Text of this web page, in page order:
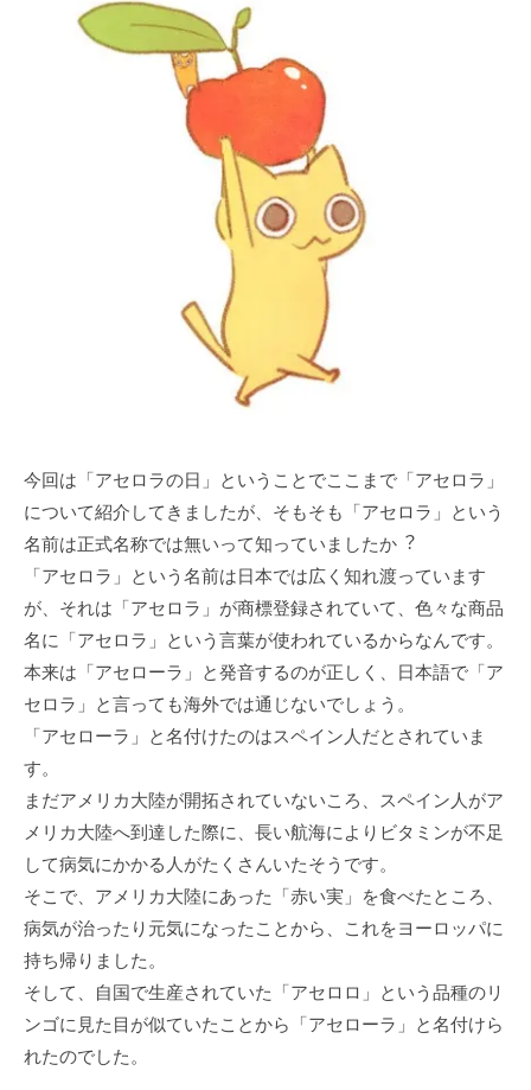
今回は「アセロラの⽇」ということでここまで「アセロラ」
について紹介してきましたが、そもそも「アセロラ」という
名前は正式名称では無いって知っていましたか︖
「アセロラ」という名前は⽇本では広く知れ渡っています
が、それは「アセロラ」が商標登録されていて、⾊々な商品
名に「アセロラ」という⾔葉が使われているからなんです。
本来は「アセローラ」と発⾳するのが正しく、⽇本語で「ア
セロラ」と⾔っても海外では通じないでしょう。
「アセローラ」と名付けたのはスペイン⼈だとされていま
す。
まだアメリカ⼤陸が開拓されていないころ、スペイン⼈がア
メリカ⼤陸へ到達した際に、⻑い航海によりビタミンが不⾜
して病気にかかる⼈がたくさんいたそうです。
そこで、アメリカ⼤陸にあった「⾚い実」を⾷べたところ、
病気が治ったり元気になったことから、これをヨーロッパに
持ち帰りました。
そして、⾃国で⽣産されていた「アセロロ」という品種のリ
ンゴに⾒た⽬が似ていたことから「アセローラ」と名付けら
れたのでした。